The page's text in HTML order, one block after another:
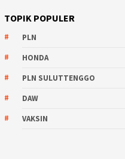
TOPIK POPULER
PLN
HONDA
PLN SULUTTENGGO
DAW
VAKSIN